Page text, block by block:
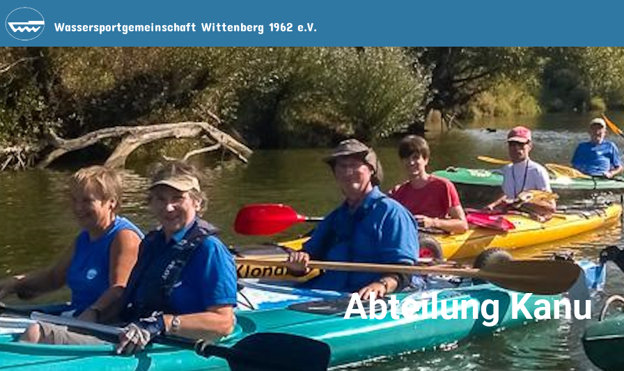
Wassersportgemeinschaft Wittenberg 1962 e.V.
Abteilung Kanu